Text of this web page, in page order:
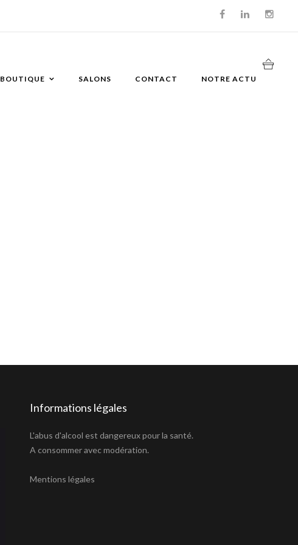
BOUTIQUE SALONS CONTACT NOTRE ACTU
Informations légales
L'abus d'alcool est dangereux pour la santé.
A consommer avec modération.
Mentions légales